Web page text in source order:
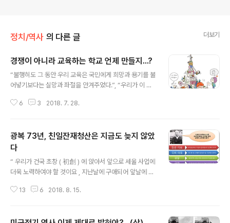
정치/역사 의 다른 글 더보기
경쟁이 아니라 교육하는 학교 언제 만들지...?
“불행히도 그 동안 우리 교육은 국민에게 희망과 용기를 불
어넣기보다는 실망과 좌절을 안겨주었다.”, “우리가 이 시
의 신뢰를 되찾는 일이다”2004년 신년사에서 안병영 부
실이나 사람을 믿는 마음’이다. 신뢰를 잃는다는 것은 '다른
행위자가 자신의 기대 혹은 이해에 맞도록 행동할 것이라
는 주관적 기대'가 무너질 때 나타나는 현상이다. 신뢰를 잃
어버린 이유는 교육부가 학부모나 피교육자들에게 해야 할
책무를 저버렸기 때문이다. 진부한 얘기 같지만 원론적인
의미에서 교육이란 ‘사람이 살아가는 데 필요한 지식이나
6 3 2018. 7. 28.
광복 73년, 친일잔재청산은 지금도 늦지 않았
다
“ 우리가 건국 초창 ( 初創 ) 에 앉아서 앞으로 세울 사업에
더욱 노력하여야 할 것이요 , 지난날에 구애되어 앞날에 장
정신을 쇄신하고 … ”(1949 년 1 월 10 일 이승만 대국민
13 6 2018. 8. 15.